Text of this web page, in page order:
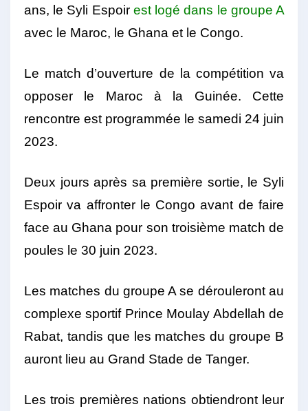
ans, le Syli Espoir est logé dans le groupe A
avec le Maroc, le Ghana et le Congo.
Le match d’ouverture de la compétition va
opposer le Maroc à la Guinée. Cette
rencontre est programmée le samedi 24 juin
2023.
Deux jours après sa première sortie, le Syli
Espoir va affronter le Congo avant de faire
face au Ghana pour son troisième match de
poules le 30 juin 2023.
Les matches du groupe A se dérouleront au
complexe sportif Prince Moulay Abdellah de
Rabat, tandis que les matches du groupe B
auront lieu au Grand Stade de Tanger.
Les trois premières nations obtiendront leur